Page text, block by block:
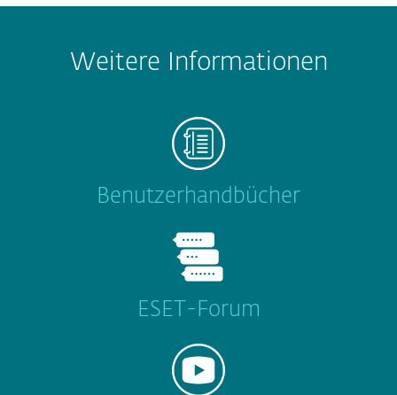
Weitere Informationen
Benutzerhandbücher
ESET-Forum